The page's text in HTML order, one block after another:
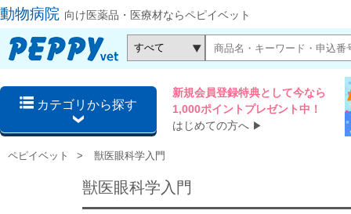
動物病院 向け医薬品・医療材ならペピイベット
カテゴリから探す
新規会員登録特典として今なら
1,000ポイントプレゼント中！
はじめての方へ ▶
ペピイベット 獣医眼科学入門
獣医眼科学入門